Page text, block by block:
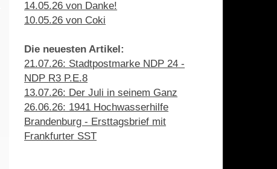
14.05.26 von Danke!
10.05.26 von Coki
Die neuesten Artikel:
21.07.26: Stadtpostmarke NDP 24 -
NDP R3 P.E.8
13.07.26: Der Juli in seinem Ganz
26.06.26: 1941 Hochwasserhilfe
Brandenburg - Ersttagsbrief mit
Frankfurter SST